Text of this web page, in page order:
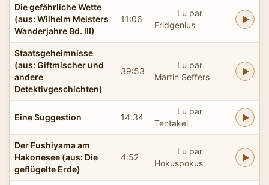
Die gefährliche Wette
(aus: Wilhelm Meisters
Wanderjahre Bd. III)
11:06
Lu par
Fridgenius
Staatsgeheimnisse
(aus: Giftmischer und
andere
Detektivgeschichten)
39:53
Lu par
Martin Seffers
Eine Suggestion 14:34
Lu par
Tentakel
Der Fushiyama am
Hakonesee (aus: Die
geflügelte Erde)
4:52
Lu par
Hokuspokus